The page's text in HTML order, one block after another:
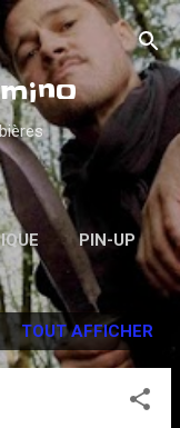
PIN-UP
PLUS…
TOUT AFFICHER